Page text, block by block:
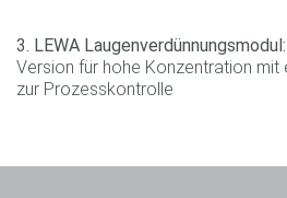
3. LEWA Laugenverdünnungsmodul:
Version für hohe Konzentration mit
zur Prozesskontrolle